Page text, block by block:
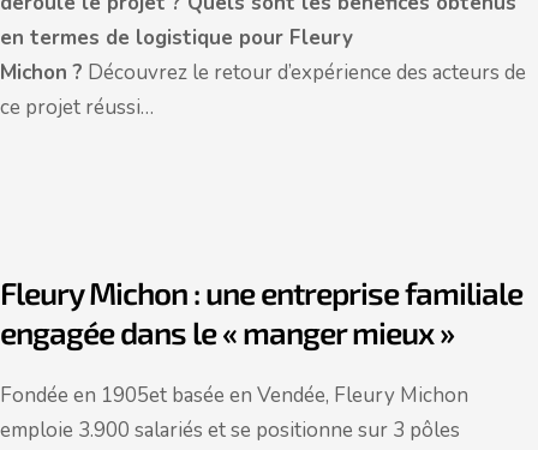
en termes de logistique pour Fleury
Michon ? Découvrez le retour d’expérience des acteurs de
ce projet réussi…
Fleury Michon : une entreprise familiale
engagée dans le « manger mieux »
Fondée en 1905et basée en Vendée, Fleury Michon
emploie 3.900 salariés et se positionne sur 3 pôles